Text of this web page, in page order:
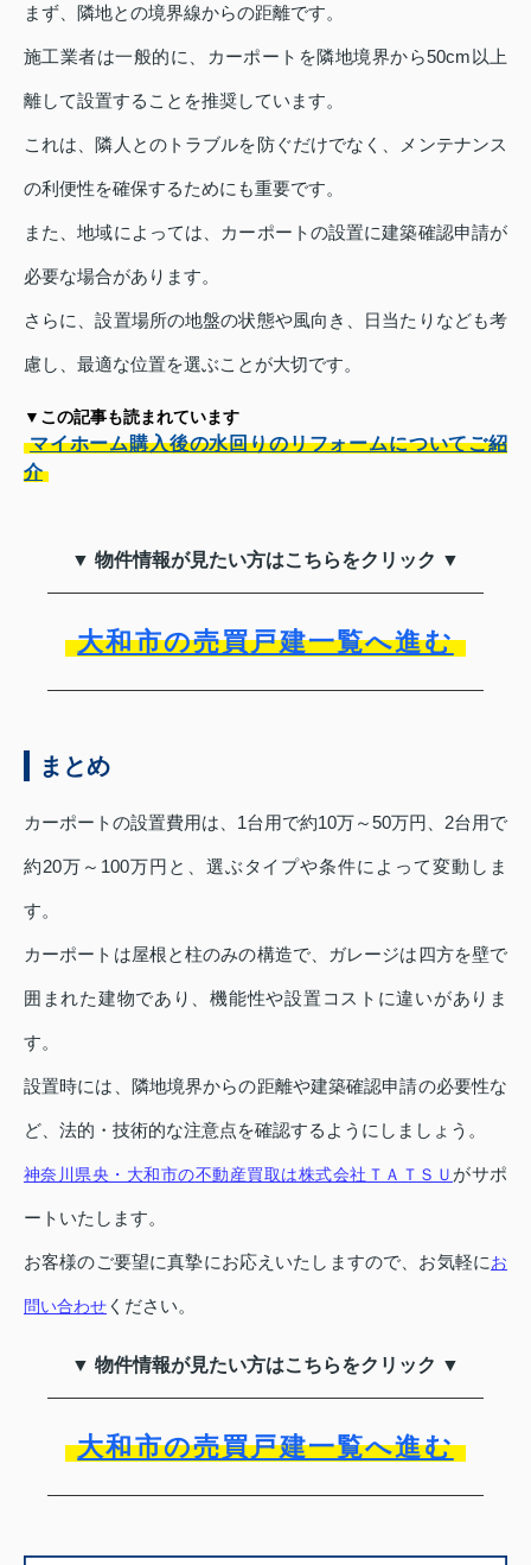
まず、隣地との境界線からの距離です。
施工業者は一般的に、カーポートを隣地境界から50cm以上
離して設置することを推奨しています。
これは、隣人とのトラブルを防ぐだけでなく、メンテナンス
の利便性を確保するためにも重要です。
また、地域によっては、カーポートの設置に建築確認申請が
必要な場合があります。
さらに、設置場所の地盤の状態や風向き、日当たりなども考
慮し、最適な位置を選ぶことが大切です。
▼この記事も読まれています
マイホーム購入後の水回りのリフォームについてご紹
介
▼ 物件情報が見たい方はこちらをクリック ▼
大和市の売買戸建一覧へ進む
まとめ
カーポートの設置費用は、1台用で約10万～50万円、2台用で
約20万～100万円と、選ぶタイプや条件によって変動しま
す。
カーポートは屋根と柱のみの構造で、ガレージは四方を壁で
囲まれた建物であり、機能性や設置コストに違いがありま
す。
設置時には、隣地境界からの距離や建築確認申請の必要性な
ど、法的・技術的な注意点を確認するようにしましょう。
神奈川県央・大和市の不動産買取は株式会社ＴＡＴＳＵ がサポ
ートいたします。
お客様のご要望に真摯にお応えいたしますので、お気軽にお
問い合わせ ください。
▼ 物件情報が見たい方はこちらをクリック ▼
大和市の売買戸建一覧へ進む